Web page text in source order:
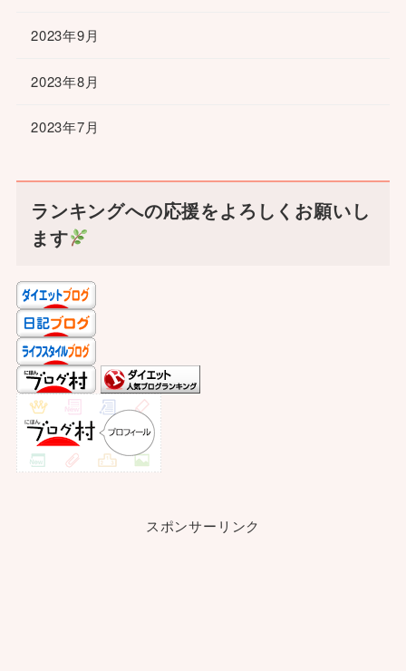
2023年9月
2023年8月
2023年7月
ランキングへの応援をよろしくお願いし
ます
スポンサーリンク